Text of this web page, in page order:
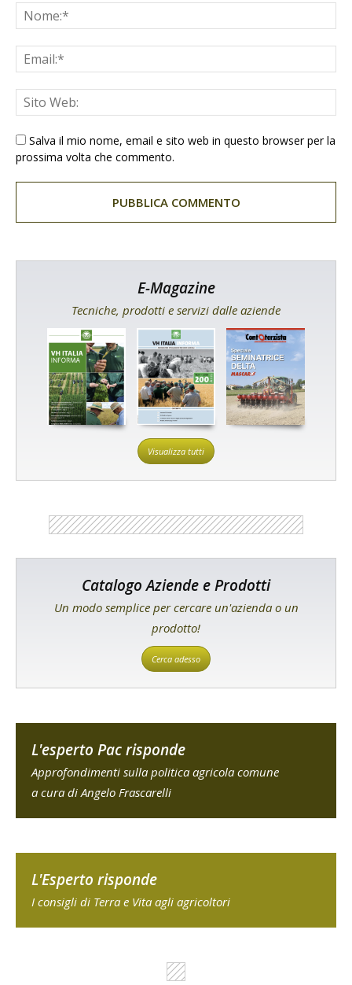
Salva il mio nome, email e sito web in questo browser per la
prossima volta che commento.
E-Magazine
Tecniche, prodotti e servizi dalle aziende
Visualizza tutti
Catalogo Aziende e Prodotti
Un modo semplice per cercare un'azienda o un
prodotto!
Cerca adesso
L'esperto Pac risponde
Approfondimenti sulla politica agricola comune
a cura di Angelo Frascarelli
L'Esperto risponde
I consigli di Terra e Vita agli agricoltori